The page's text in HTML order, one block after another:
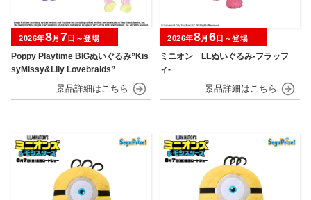
Poppy Playtime BIGぬいぐるみ”Kis
syMissy&Lily Lovebraids”
2026年8月 7日～登場
ミニオン LLぬいぐるみ‐フラッフ
ィ‐
2026年8月 6日～登場